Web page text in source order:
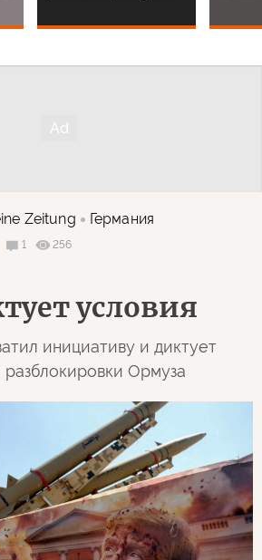
Zeitung Германия
1
256
условия
инициативу и диктует
Ормуза